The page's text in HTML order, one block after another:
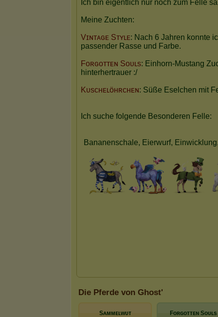
Die Pferde von Ghost'
Sᴀᴍᴍᴇʟᴡᴜᴛ Fᴏʀɢᴏᴛᴛᴇɴ Soᴜʟs